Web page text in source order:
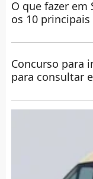
O que fazer em
os 10
Concurso para
para consultar